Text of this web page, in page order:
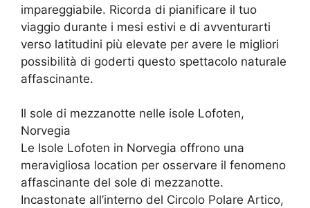
impareggiabile. Ricorda di pianificare il tuo
viaggio durante i mesi estivi e di avventurarti
verso latitudini più elevate per avere le migliori
possibilità di goderti questo spettacolo naturale
affascinante.
Il sole di mezzanotte nelle isole Lofoten,
Norvegia
Le Isole Lofoten in Norvegia offrono una
meravigliosa location per osservare il fenomeno
affascinante del sole di mezzanotte.
Incastonate all’interno del Circolo Polare Artico,